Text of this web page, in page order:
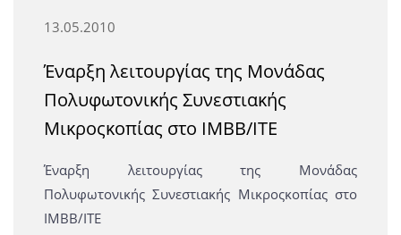
13.05.2010
Έναρξη λειτουργίας της Μονάδας
Πολυφωτονικής Συνεστιακής
Μικροςκοπίας στο ΙΜΒΒ/ΙΤΕ
Έναρξη λειτουργίας της Μονάδας
Πολυφωτονικής Συνεστιακής Μικροςκοπίας στο
ΙΜΒΒ/ΙΤΕ